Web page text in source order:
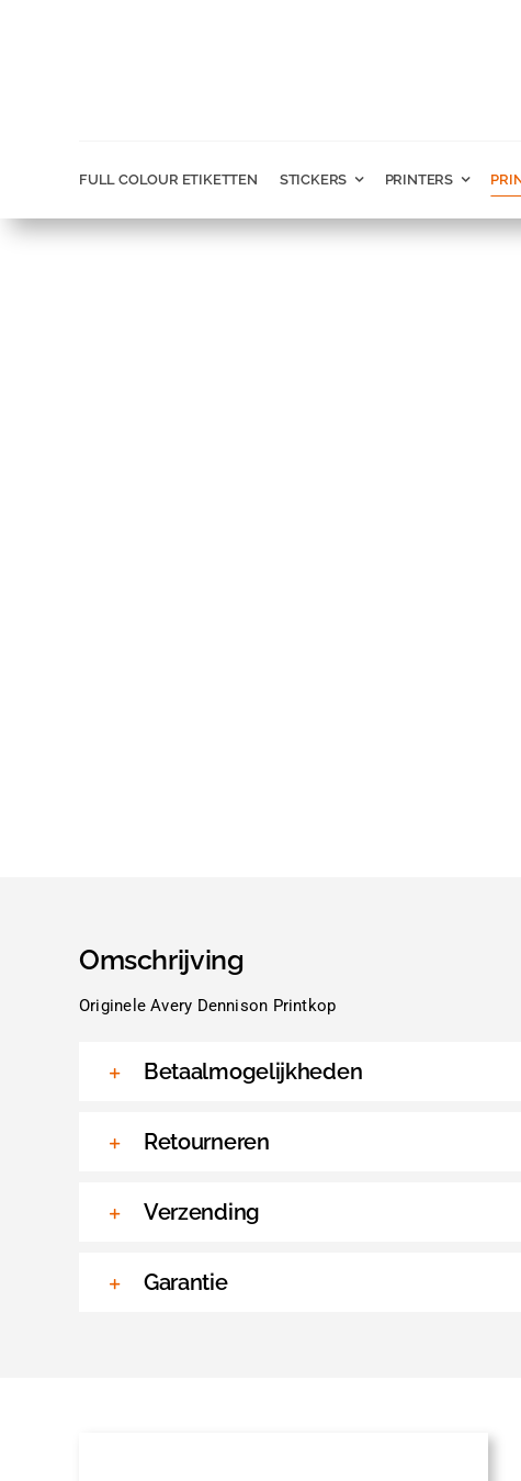
FULL COLOUR ETIKETTEN STICKERS PRINTERS
Omschrijving
Originele Avery Dennison Printkop
Betaalmogelijkheden
Retourneren
Verzending
Garantie